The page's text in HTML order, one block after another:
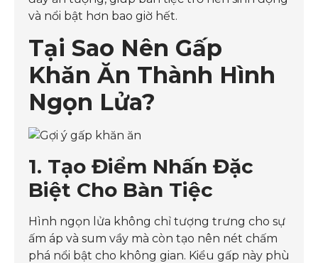
và nổi bật hơn bao giờ hết.
Tại Sao Nên Gấp
Khăn Ăn Thành Hình
Ngọn Lửa?
1. Tạo Điểm Nhấn Đặc
Biệt Cho Bàn Tiệc
Hình ngọn lửa không chỉ tượng trưng cho sự
ấm áp và sum vầy mà còn tạo nên nét chấm
phá nổi bật cho không gian. Kiểu gấp này phù